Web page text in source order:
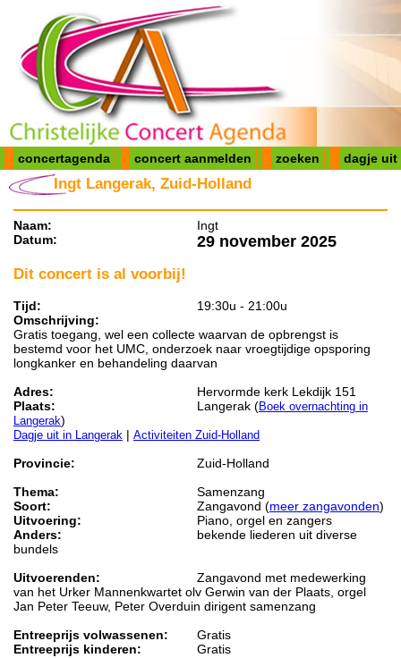
concertagenda concert aanmelden zoeken dagje uit
Ingt Langerak, Zuid-Holland
Naam:
Ingt
Datum:
29 november 2025
Dit concert is al voorbij!
Tijd:
19:30u - 21:00u
Omschrijving:
Gratis toegang, wel een collecte waarvan de opbrengst is
bestemd voor het UMC, onderzoek naar vroegtijdige opsporing
longkanker en behandeling daarvan
Adres:
Hervormde kerk Lekdijk 151
Plaats:
Langerak (Boek overnachting in
Langerak)
Dagje uit in Langerak | Activiteiten Zuid-Holland
Provincie:
Zuid-Holland
Thema:
Samenzang
Soort:
Zangavond (meer zangavonden)
Uitvoering:
Piano, orgel en zangers
Anders:
bekende liederen uit diverse
bundels
Uitvoerenden:
Zangavond met medewerking
van het Urker Mannenkwartet olv Gerwin van der Plaats, orgel
Jan Peter Teeuw, Peter Overduin dirigent samenzang
Entreeprijs volwassenen:
Gratis
Entreeprijs kinderen:
Gratis